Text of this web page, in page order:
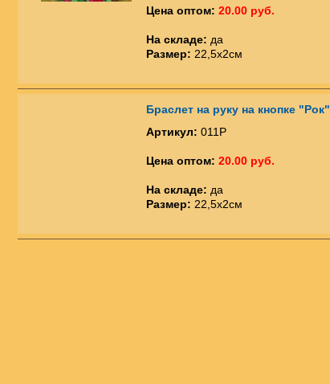
Цена оптом: 20.00 руб.
На складе: да
Размер: 22,5х2см
Браслет на руку на кнопке "Рок"
Артикул: 011Р
Цена оптом: 20.00 руб.
На складе: да
Размер: 22,5х2см